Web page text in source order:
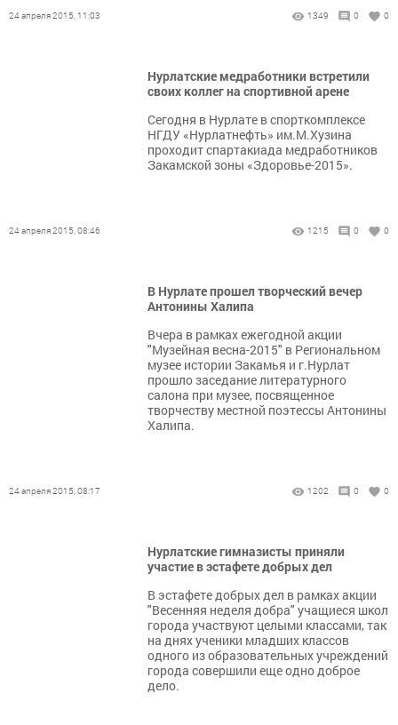
24 апреля 2015, 11:03 1349 0 0
Нурлатские медработники встретили
своих коллег на спортивной арене
Сегодня в Нурлате в спорткомплексе
НГДУ «Нурлатнефть» им.М.Хузина
проходит спартакиада медработников
Закамской зоны «Здоровье-2015».
24 апреля 2015, 08:46 1215 0 0
В Нурлате прошел творческий вечер
Антонины Халипа
Вчера в рамках ежегодной акции
"Музейная весна-2015" в Региональном
музее истории Закамья и г.Нурлат
прошло заседание литературного
салона при музее, посвященное
творчеству местной поэтессы Антонины
Халипа.
24 апреля 2015, 08:17 1202 0 0
Нурлатские гимназисты приняли
участие в эстафете добрых дел
В эстафете добрых дел в рамках акции
"Весенняя неделя добра" учащиеся школ
города участвуют целыми классами, так
на днях ученики младших классов
одного из образовательных учреждений
города совершили еще одно доброе
дело.